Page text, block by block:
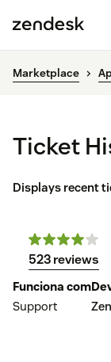
Marketplace
Ticket
Displays recent
523 reviews
Funciona com
Support